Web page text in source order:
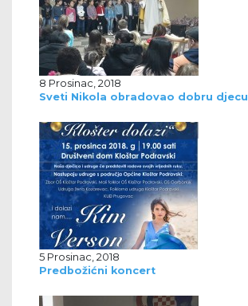
8 Prosinac, 2018
Sveti Nikola obradovao dobru djecu
5 Prosinac, 2018
Predbožićni koncert